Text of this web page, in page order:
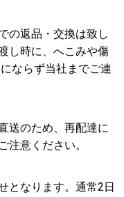
の返品・交換は致し
し時に、へこみや傷
ならず当社までご連
送のため、再配達に
注意ください。
となります。通常2日